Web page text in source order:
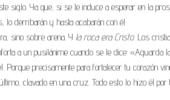
siglo. Ya que, si se le induce a esperar en la
derribarán y hasta acabarán con él.
sino sobre arena. Y la roca era Cristo. Los
a un pusilánime cuando se le dice: «Aguarda
Porque precisamente para fortalecer tu corazón
clavado en una cruz. Todo esto lo hizo él